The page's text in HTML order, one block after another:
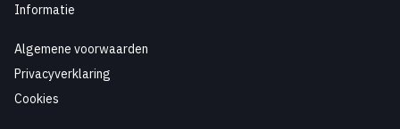
Informatie
Algemene voorwaarden
Privacyverklaring
Cookies